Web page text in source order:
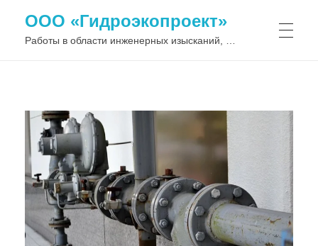
ООО «Гидроэкопроект»